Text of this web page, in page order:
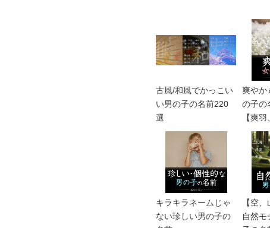
古風/和風でかっこい
い男の子の名前220
選
爽やか
の子の
【爽
etc】
キラキラネームじゃ
ない珍しい男の子の
【空
自然モ